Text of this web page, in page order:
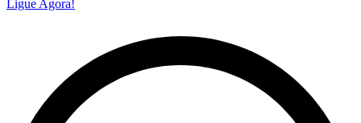
Ligue Agora!